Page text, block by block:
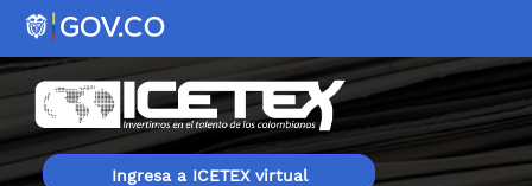
Ingresa a ICETEX virtual